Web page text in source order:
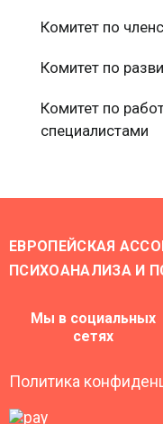
Комитет по
Комитет по
Комитет по
специалистами
ЕВРОПЕЙСКАЯ
ПСИХОАНАЛИЗА И
Мы в социальных
сетях
Политика